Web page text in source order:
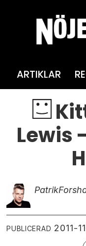
ARTIKLAR
Lewis
Patrik
PUBLICERAD 2011-